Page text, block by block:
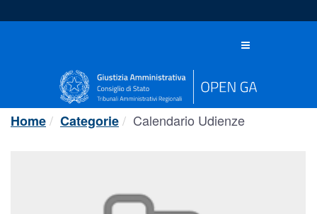
al
Toggle
Home Categorie Calendario Udienze